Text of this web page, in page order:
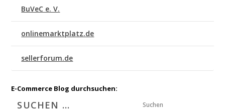
BuVeC e. V.
onlinemarktplatz.de
sellerforum.de
E-Commerce Blog durchsuchen:
Suchen